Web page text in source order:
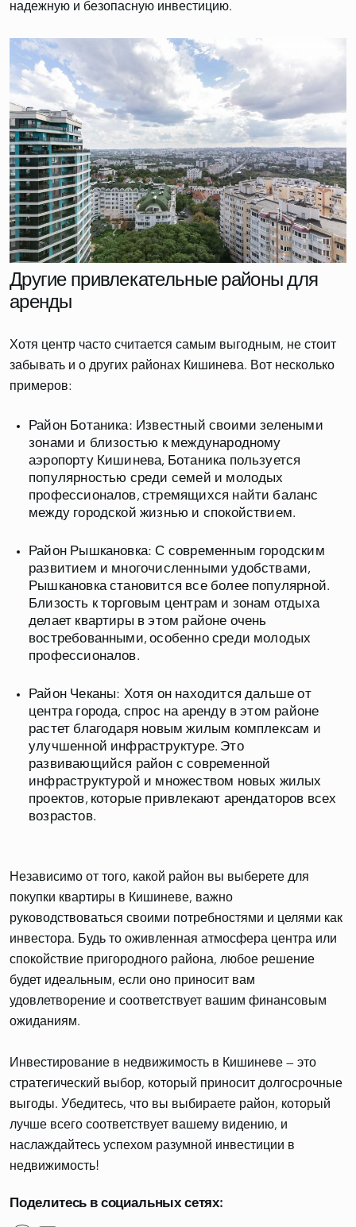
надежную и безопасную инвестицию.
Другие привлекательные районы для
аренды
Хотя центр часто считается самым выгодным, не стоит
забывать и о других районах Кишинева. Вот несколько
Район Ботаника: Известный своими зелеными
зонами и близостью к международному
аэропорту Кишинева, Ботаника пользуется
популярностью среди семей и молодых
профессионалов, стремящихся найти баланс
между городской жизнью и спокойствием.
Район Рышкановка: С современным городским
развитием и многочисленными удобствами,
Рышкановка становится все более популярной.
Близость к торговым центрам и зонам отдыха
делает квартиры в этом районе очень
востребованными, особенно среди молодых
профессионалов.
Район Чеканы: Хотя он находится дальше от
центра города, спрос на аренду в этом районе
растет благодаря новым жилым комплексам и
улучшенной инфраструктуре. Это
развивающийся район с современной
инфраструктурой и множеством новых жилых
проектов, которые привлекают арендаторов всех
возрастов.
Независимо от того, какой район вы выберете для
покупки квартиры в Кишиневе, важно
руководствоваться своими потребностями и целями как
инвестора. Будь то оживленная атмосфера центра или
спокойствие пригородного района, любое решение
будет идеальным, если оно приносит вам
удовлетворение и соответствует вашим финансовым
ожиданиям.
Инвестирование в недвижимость в Кишиневе — это
стратегический выбор, который приносит долгосрочные
выгоды. Убедитесь, что вы выбираете район, который
лучше всего соответствует вашему видению, и
наслаждайтесь успехом разумной инвестиции в
недвижимость!
Поделитесь в социальных сетях: